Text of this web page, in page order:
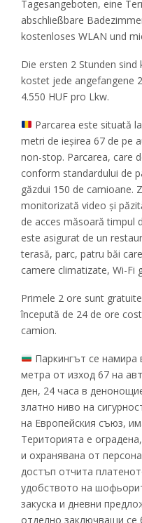
Tagesangeboten, eine
abschließbare
kostenloses WLAN und
Die ersten 2 Stunden
kostet jede angefangene
4.550 HUF pro Lkw.
Parcarea este situată
metri de ieșirea 67 de pe
non-stop. Parcarea, care
conform standardului de
găzdui 150 de camioane.
monitorizată video și
de acces măsoară timpul
este asigurat de un
terasă, parc, patru băi
camere climatizate, Wi-Fi
Primele 2 ore sunt
începută de 24 de ore
camion.
Паркингът се намира
метра от изход 67 на
ден, 24 часа в
златно ниво на
на Европейския съюз,
Територията е
и охранявана от
достъп отчита
удобството на
закуска и дневни
отделно заключващи се